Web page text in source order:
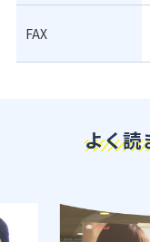
FAX
よく読